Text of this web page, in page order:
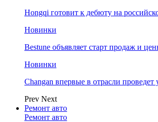
Hongqi готовит к дебюту на
Новинки
Bestune объявляет старт продаж и
Новинки
Changan впервые в отрасли
Prev Next
Ремонт авто
Ремонт авто